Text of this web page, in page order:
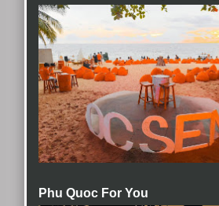
Phu Quoc For You